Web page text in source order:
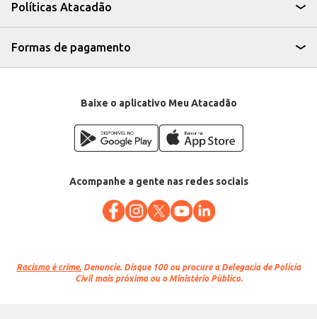
Políticas Atacadão
Formas de pagamento
Baixe o aplicativo Meu Atacadão
Acompanhe a gente nas redes sociais
Racismo é crime. Denuncie. Disque 100 ou procure a Delegacia de Polícia
Civil mais próxima ou o Ministério Público.